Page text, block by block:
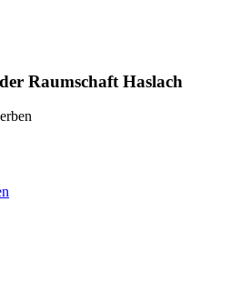
Raumschaft Haslach